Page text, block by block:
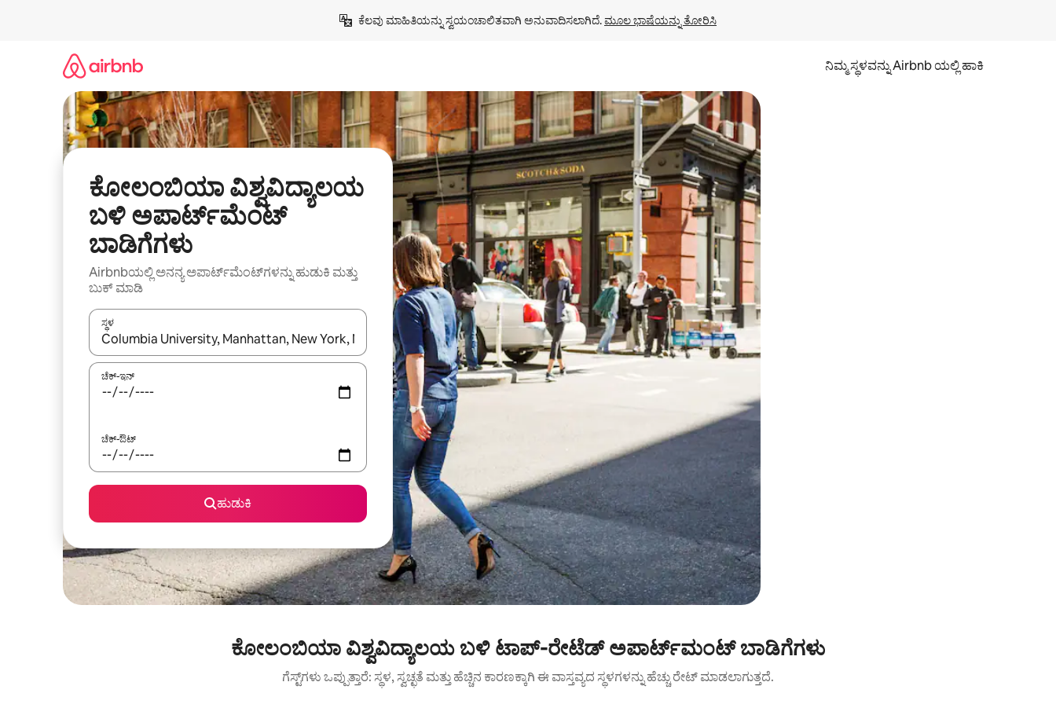
ಕೆಲವು ಮಾಹಿತಿಯನ್ನು ಸ್ವಯಂಚಾಲಿತವಾಗಿ ಅನುವಾದಿಸಲಾಗಿದೆ. ಮೂಲ ಭಾಷೆಯನ್ನು ತೋರಿಸಿ
ನಿಮ್ಮ ಸ್ಥಳವನ್ನು Airbnb ಯಲ್ಲಿ ಹಾಕಿ
ಕೋಲಂಬಿಯಾ ವಿಶ್ವವಿದ್ಯಾಲಯ
ಬಳಿ ಅಪಾರ್ಟ್‌ಮೆಂಟ್
ಬಾಡಿಗೆಗಳು
Airbnbಯಲ್ಲಿ ಅನನ್ಯ ಅಪಾರ್ಟ್‌ಮೆಂಟ್‌ಗಳನ್ನು ಹುಡುಕಿ ಮತ್ತು
ಬುಕ್ ಮಾಡಿ
ಸ್ಥಳ
ಫಲಿತಾಂಶಗಳು ಲಭ್ಯವಿರುವಾಗ, ಅಪ್ ಮತ್ತು ಡೌನ್ ಬಾಣದ ಕೀಲಿಗಳೊಂದಿಗೆ ನ್ಯಾವಿಗೇಟ್ ಮಾಡಿ ಅಥವಾ ಸ್ಪರ್ಶ ಅಥವಾ ಸ್ವೈಪ್ ಗೆಸ್ಚರ್‌ಗಳ ಮೂಲಕ ಅನ್ವೇಷಿಸಿ.
ಚೆಕ್-ಇನ್
ಚೆಕ್-ಔಟ್
ಹುಡುಕಿ
ಕೋಲಂಬಿಯಾ ವಿಶ್ವವಿದ್ಯಾಲಯ ಬಳಿ ಟಾಪ್-ರೇಟೆಡ್ ಅಪಾರ್ಟ್‌ಮಂಟ್ ಬಾಡಿಗೆಗಳು
ಗೆಸ್ಟ್‌ಗಳು ಒಪ್ಪುತ್ತಾರೆ: ಸ್ಥಳ, ಸ್ವಚ್ಛತೆ ಮತ್ತು ಹೆಚ್ಚಿನ ಕಾರಣಕ್ಕಾಗಿ ಈ ವಾಸ್ತವ್ಯದ ಸ್ಥಳಗಳನ್ನು ಹೆಚ್ಚು ರೇಟ್ ಮಾಡಲಾಗುತ್ತದೆ.